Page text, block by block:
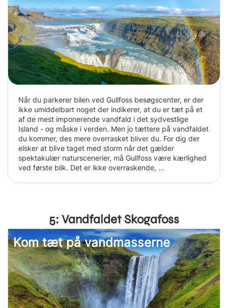
Når du parkerer bilen ved Gullfoss besøgscenter, er der
ikke umiddelbart noget der indikerer, at du er tæt på et
af de mest imponerende vandfald i det sydvestlige
Island - og måske i verden. Men jo tættere på vandfaldet
du kommer, des mere overrasket bliver du. For dig der
elsker at blive taget med storm når det gælder
spektakulær naturscenerier, må Gullfoss være kærlighed
ved første blik. Det er ikke overraskende, ...
5: Vandfaldet Skogafoss
Kom tæt på vandmasserne